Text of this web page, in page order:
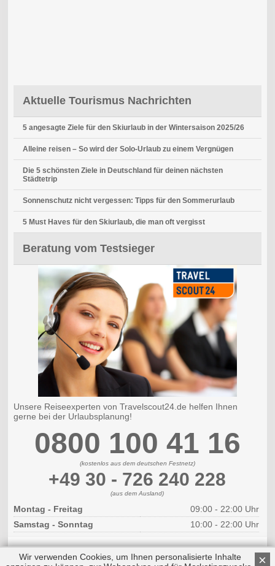
Aktuelle Tourismus Nachrichten
5 angesagte Ziele für den Skiurlaub in der Wintersaison 2025/26
Alleine reisen – So wird der Solo-Urlaub zu einem Vergnügen
Die 5 schönsten Ziele in Deutschland für deinen nächsten
Städtetrip
Sonnenschutz nicht vergessen: Tipps für den Sommerurlaub
5 Must Haves für den Skiurlaub, die man oft vergisst
Beratung vom Testsieger
Unsere Reiseexperten von Travelscout24.de helfen Ihnen
gerne bei der Urlaubsplanung!
0800 100 41 16
(kostenlos aus dem deutschen Festnetz)
+49 30 - 726 240 228
(aus dem Ausland)
Montag - Freitag
09:00 - 22:00 Uhr
Samstag - Sonntag
10:00 - 22:00 Uhr
×
Wir verwenden Cookies, um Ihnen personalisierte Inhalte